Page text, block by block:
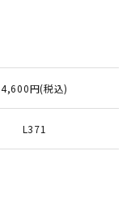
4,600円(税込)
L371